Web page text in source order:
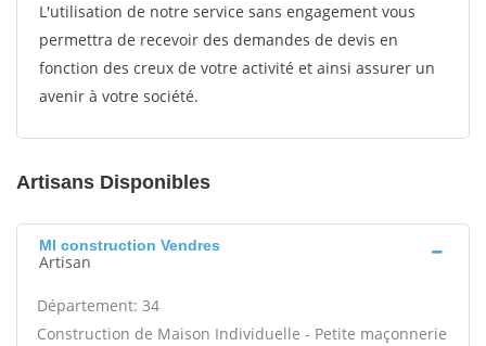
L'utilisation de notre service sans engagement vous
permettra de recevoir des demandes de devis en
fonction des creux de votre activité et ainsi assurer un
avenir à votre société.
Artisans Disponibles
Ml construction Vendres
Artisan
Département: 34
Construction de Maison Individuelle - Petite maçonnerie